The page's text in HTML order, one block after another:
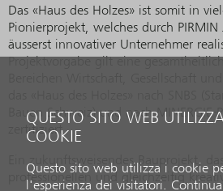
Das «Haus des Holzes» ist somit in
Pionierprojekt, welches durch PIRMIN
äusserst innovativer Unternehmer
Projektvorgabe gilt eine
Bauen Schweiz) und nach MINERGIE-
zertifiziert.
Ein zukunftsweisendes Bauprojekt,
professionellen und gleichzeitig
QUESTO SITO WEB
COOKIE
Questo sito web utilizza i cookie
l'esperienza dei visitatori.